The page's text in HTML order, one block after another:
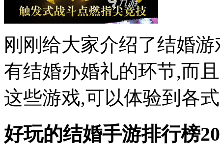
刚刚给大家介绍了结婚
有结婚办婚礼的环节,而
这些游戏,可以体验到各
好玩的结婚手游排行榜